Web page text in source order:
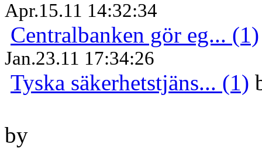
Apr.15.11 14:32:34
Centralbanken gör eg... (1)
Jan.23.11 17:34:26
Tyska säkerhetstjäns... (1)
by